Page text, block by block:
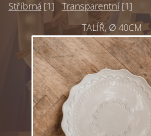
Stříbrná [1] Transparentní [1]
TALÍŘ, Ø 40CM